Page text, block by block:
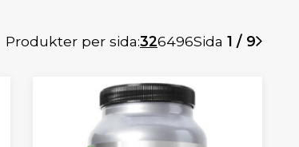
Produkter per sida:326496Sida 1 / 9